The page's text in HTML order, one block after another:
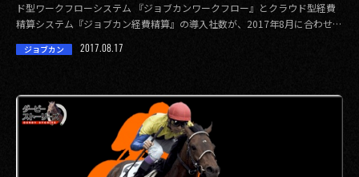
ド型ワークフローシステム 『ジョブカンワークフロー』とクラウド型経費
精算システム『ジョブカン経費精算』の導入社数が、2017年8月に合わせて
ジョブカン 2017.08.17